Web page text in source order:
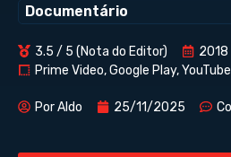
Documentário
3.5 / 5 (Nota do Editor) 2018
Prime Video, Google Play, YouTube
PorAldo 25/11/2025